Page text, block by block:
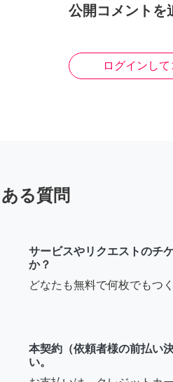
公開コメントを
ログインし
る質問
サービスやリクエストのチ
か？
どなたも無料で何枚でもつ
本契約（依頼者様の前払い
い。